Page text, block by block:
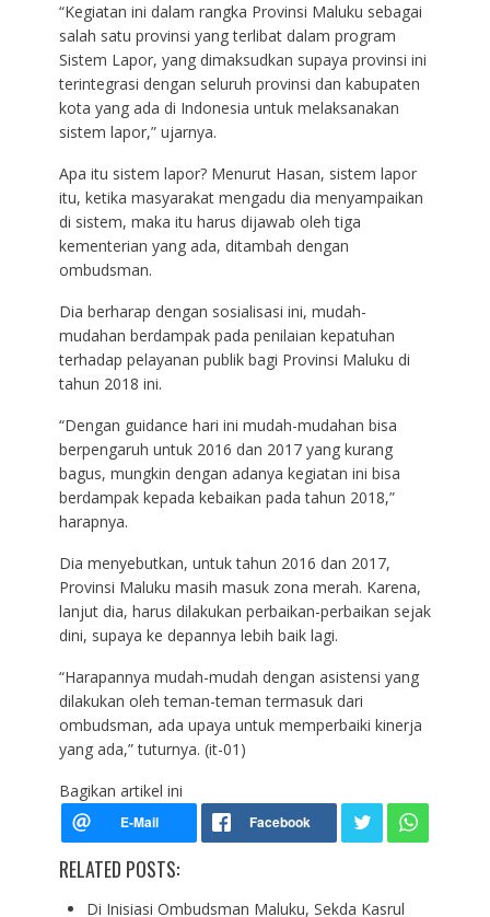
“Kegiatan ini dalam rangka Provinsi Maluku sebagai
salah satu provinsi yang terlibat dalam program
Sistem Lapor, yang dimaksudkan supaya provinsi ini
terintegrasi dengan seluruh provinsi dan kabupaten
kota yang ada di Indonesia untuk melaksanakan
sistem lapor,” ujarnya.
Apa itu sistem lapor? Menurut Hasan, sistem lapor
itu, ketika masyarakat mengadu dia menyampaikan
di sistem, maka itu harus dijawab oleh tiga
kementerian yang ada, ditambah dengan
ombudsman.
Dia berharap dengan sosialisasi ini, mudah-
mudahan berdampak pada penilaian kepatuhan
terhadap pelayanan publik bagi Provinsi Maluku di
tahun 2018 ini.
“Dengan guidance hari ini mudah-mudahan bisa
berpengaruh untuk 2016 dan 2017 yang kurang
bagus, mungkin dengan adanya kegiatan ini bisa
berdampak kepada kebaikan pada tahun 2018,”
harapnya.
Dia menyebutkan, untuk tahun 2016 dan 2017,
Provinsi Maluku masih masuk zona merah. Karena,
lanjut dia, harus dilakukan perbaikan-perbaikan sejak
dini, supaya ke depannya lebih baik lagi.
“Harapannya mudah-mudah dengan asistensi yang
dilakukan oleh teman-teman termasuk dari
ombudsman, ada upaya untuk memperbaiki kinerja
yang ada,” tuturnya. (it-01)
Bagikan artikel ini
RELATED POSTS:
Di Inisiasi Ombudsman Maluku, Sekda Kasrul